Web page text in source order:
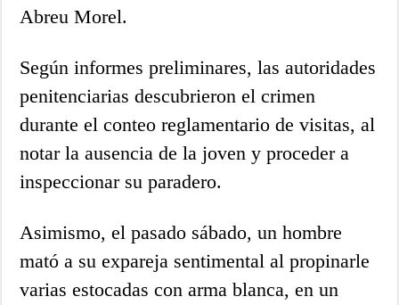
Abreu Morel.
Según informes preliminares, las autoridades
penitenciarias descubrieron el crimen
durante el conteo reglamentario de visitas, al
notar la ausencia de la joven y proceder a
inspeccionar su paradero.
Asimismo, el pasado sábado, un hombre
mató a su expareja sentimental al propinarle
varias estocadas con arma blanca, en un